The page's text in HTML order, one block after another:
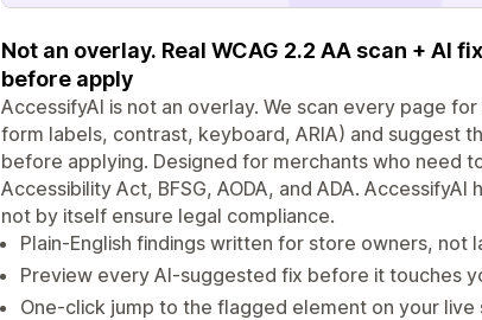
Not an overlay. Real WCAG 2.2 AA scan + AI
before apply
AccessifyAI is not an overlay. We scan every page
form labels, contrast, keyboard, ARIA) and suggest
before applying. Designed for merchants who need
Accessibility Act, BFSG, AODA, and ADA.
not by itself ensure legal compliance.
Plain-English findings written for store owners, not
Preview every AI-suggested fix before it touches
One-click jump to the flagged element on your